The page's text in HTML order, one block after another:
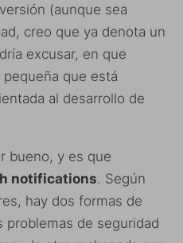
(aunque sea
creo que ya denota un
excusar, en que
que está
al desarrollo de
bueno, y es que
notifications. Según
hay dos formas de
problemas de seguridad